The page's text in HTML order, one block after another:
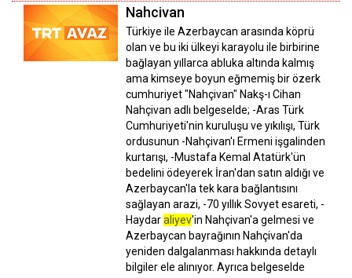
Nahcivan
Türkiye ile Azerbaycan arasında köprü
olan ve bu iki ülkeyi karayolu ile birbirine
bağlayan yıllarca abluka altında kalmış
ama kimseye boyun eğmemiş bir özerk
cumhuriyet "Nahçivan" Nakş-ı Cihan
Nahçivan adlı belgeselde; -Aras Türk
Cumhuriyeti'nin kuruluşu ve yıkılışı, Türk
ordusunun -Nahçivan'ı Ermeni işgalinden
kurtarışı, -Mustafa Kemal Atatürk'ün
bedelini ödeyerek İran'dan satın aldığı ve
Azerbaycan'la tek kara bağlantısını
sağlayan arazi, -70 yıllık Sovyet esareti, -
Haydaraliyev'in Nahçivan'a gelmesi ve
Azerbaycan bayrağının Nahçivan'da
yeniden dalgalanması hakkında detaylı
bilgiler ele alınıyor. Ayrıca belgeselde